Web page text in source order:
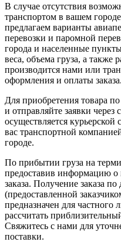
В случае отсутствия
транспортом в вашем
предлагаем варианты
перевозки и паромной
города и населенные
веса, объема груза, а также
производится нами или
оформления и оплаты заказа.
Для приобретения товара
и отправляйте заявки через
осуществляется
вас транспортной
городе.
По прибытии груза на
предоставив информацию о
заказа. Получение заказа
(предоставленной
предназначен для
рассчитать
Свяжитесь с нами для
поставки.